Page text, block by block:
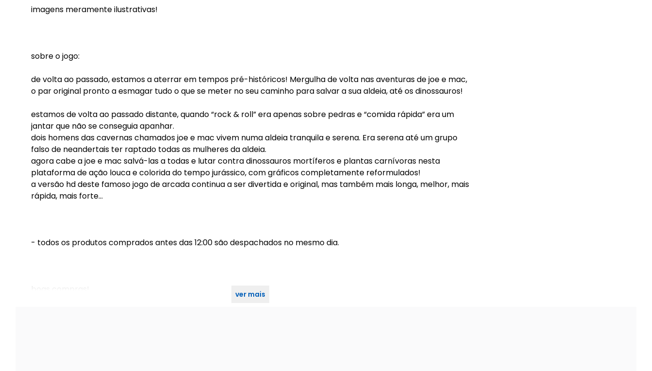
imagens meramente ilustrativas!
sobre o jogo:
de volta ao passado, estamos a aterrar em tempos pré-históricos! Mergulha de volta nas aventuras de joe e mac,
o par original pronto a esmagar tudo o que se meter no seu caminho para salvar a sua aldeia, até os dinossauros!
estamos de volta ao passado distante, quando “rock & roll” era apenas sobre pedras e “comida rápida” era um
jantar que não se conseguia apanhar.
dois homens das cavernas chamados joe e mac vivem numa aldeia tranquila e serena. Era serena até um grupo
falso de neandertais ter raptado todas as mulheres da aldeia.
agora cabe a joe e mac salvá-las a todas e lutar contra dinossauros mortíferos e plantas carnívoras nesta
plataforma de ação louca e colorida do tempo jurássico, com gráficos completamente reformulados!
a versão hd deste famoso jogo de arcada continua a ser divertida e original, mas também mais longa, melhor, mais
rápida, mais forte...
- todos os produtos comprados antes das 12:00 são despachados no mesmo dia.
boas compras! ver mais